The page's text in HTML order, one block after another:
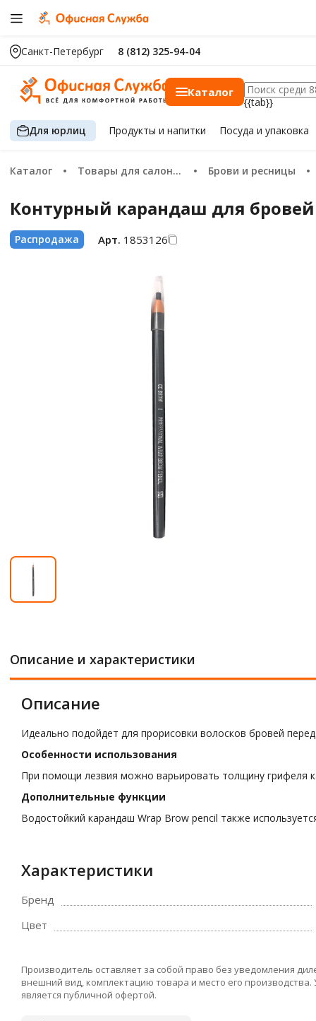
Санкт-Петербург 8 (812) 325-94-04
Каталог
{{tab}}
Для юрлиц Продуктыи напитки Посуда и упаковка
Каталог Товары для салонов красоты Брови и ресницы
Контурный карандаш для
Распродажа Арт. 1853126
Описание и характеристики
Описание
Идеально подойдет для прорисовки волосков бровей
Особенности использования
При помощи лезвия можно варьировать толщину грифеля
Дополнительные функции
Водостойкий карандаш Wrap Brow pencil также
Характеристики
Бренд
Цвет
Производитель оставляет за собой право без уведомления
внешний вид, комплектацию товара и место его
является публичной офертой.